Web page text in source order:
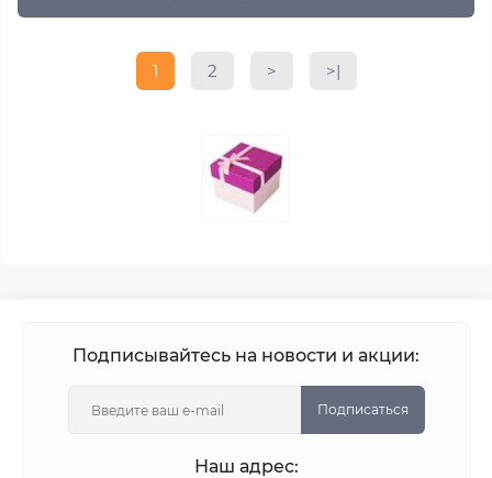
1 2 > >|
Подписывайтесь на новости и акции:
Подписаться
Наш адрес: